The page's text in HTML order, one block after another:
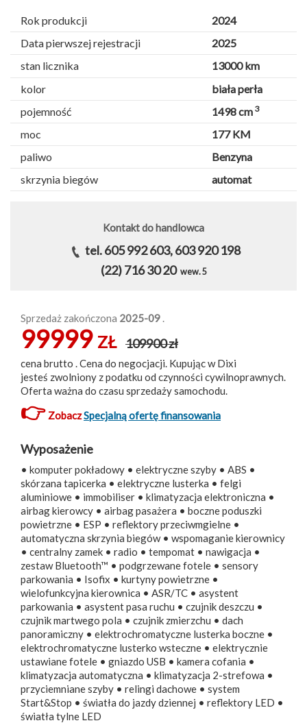
Rok produkcji
2024
Data pierwszej rejestracji
2025
stan licznika
13000 km
kolor
biała perła
pojemność
1498 cm 3
moc
177 KM
paliwo
Benzyna
skrzynia biegów
automat
Kontakt do handlowca
tel. 605 992 603, 603 920 198
(22) 716 30 20 wew. 5
Sprzedaż zakończona 2025-09
99999 ZŁ 109900 zł
cena brutto . Cena do negocjacji. Kupując w Dixi
jesteś zwolniony z podatku od czynności cywilnoprawnych.
Oferta ważna do czasu sprzedaży samochodu.
👉 ZobaczSpecjalną ofertę finansowania
Wyposażenie
• komputer pokładowy • elektryczne szyby • ABS •
skórzana tapicerka • elektryczne lusterka • felgi
aluminiowe • immobiliser • klimatyzacja elektroniczna •
airbag kierowcy • airbag pasażera • boczne poduszki
powietrzne • ESP • reflektory przeciwmgielne •
automatyczna skrzynia biegów • wspomaganie kierownicy
• centralny zamek • radio • tempomat • nawigacja •
zestaw Bluetooth™ • podgrzewane fotele • sensory
parkowania • Isofix • kurtyny powietrzne •
wielofunkcyjna kierownica • ASR/TC • asystent
parkowania • asystent pasa ruchu • czujnik deszczu •
czujnik martwego pola • czujnik zmierzchu • dach
panoramiczny • elektrochromatyczne lusterka boczne •
elektrochromatyczne lusterko wsteczne • elektrycznie
ustawiane fotele • gniazdo USB • kamera cofania •
klimatyzacja automatyczna • klimatyzacja 2-strefowa •
przyciemniane szyby • relingi dachowe • system
Start&Stop • światła do jazdy dziennej • reflektory LED •
światła tylne LED